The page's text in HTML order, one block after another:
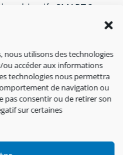
nous utilisons des technologies
accéder aux informations
technologies nous permettra
de navigation ou
pas consentir ou de retirer son
sur certaines
objectifs SMART ?
notre sport aérien.
de débuter le
faire. Pour
de vol qui rend